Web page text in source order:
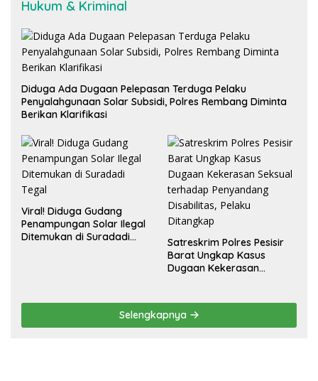
Hukum & Kriminal
Diduga Ada Dugaan Pelepasan Terduga Pelaku
Penyalahgunaan Solar Subsidi, Polres Rembang Diminta
Berikan Klarifikasi
Viral! Diduga Gudang
Penampungan Solar Ilegal
Ditemukan di Suradadi
Satreskrim Polres Pesisir
Barat Ungkap Kasus
Dugaan Kekerasan
Pelaku Ditangkap
Selengkapnya